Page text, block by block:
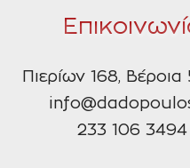
Πιερίων 168,
233 106 3494